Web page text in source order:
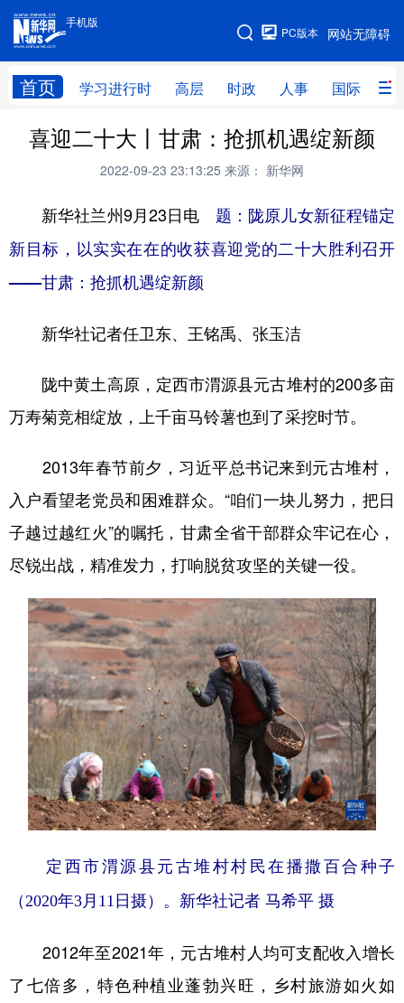
手机版
网站无障碍
PC版本
首页 学习进行时 高层 时政 人事 国际 财
手机版
网站地图
学习进行时 高层 时政 人事
财经 网评
台湾 思客智库 全球连线 教育
科技 科创 量子 体育
文化 书画
访谈 视频 图片
城市 旅游 能源 会展
公益 一带一路 亚太网
地方频道
北京 天津 河北 山西
辽宁 吉林 上海 江苏
浙江 安徽 福建 江西
山东 河南 湖北 湖南
四川 贵州 云南 西藏
内蒙古 黑龙江
喜迎二十大丨甘肃：抢抓机遇绽新颜
2022-09-23 23:13:25 来源： 新华网
新华社兰州9月23日电 题：陇原儿女新征程锚定
新目标，以实实在在的收获喜迎党的二十大胜利召开
——甘肃：抢抓机遇绽新颜
新华社记者任卫东、王铭禹、张玉洁
陇中黄土高原，定西市渭源县元古堆村的200多亩
万寿菊竞相绽放，上千亩马铃薯也到了采挖时节。
2013年春节前夕，习近平总书记来到元古堆村，
入户看望老党员和困难群众。“咱们一块儿努力，把日
子越过越红火”的嘱托，甘肃全省干部群众牢记在心，
尽锐出战，精准发力，打响脱贫攻坚的关键一役。
定西市渭源县元古堆村村民在播撒百合种子
（2020年3月11日摄）。新华社记者 马希平 摄
2012年至2021年，元古堆村人均可支配收入增长
了七倍多，特色种植业蓬勃兴旺，乡村旅游如火如